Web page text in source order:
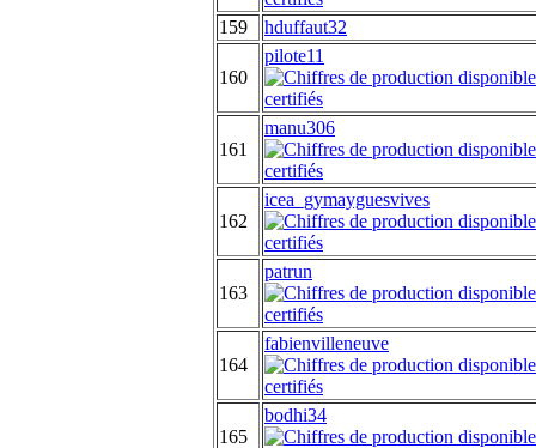
159 hduffaut32
160
pilote11
161
manu306
162
icea_gymayguesvives
163
patrun
164
fabienvilleneuve
165
bodhi34